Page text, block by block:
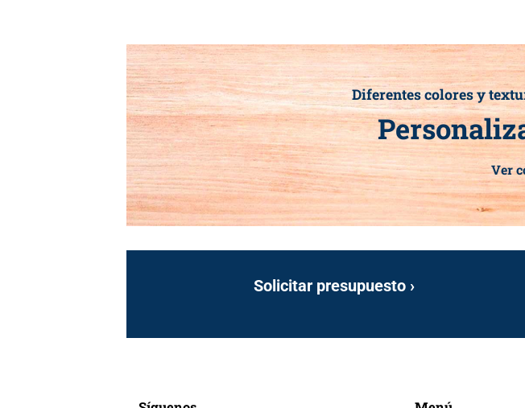
Diferentes colores y
Ver
Solicitar presupuesto ›